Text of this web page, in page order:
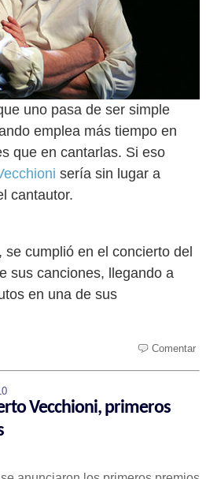
uno pasa de ser simple
emplea más tiempo en
que en cantarlas. Si eso
sería sin lugar a
cantautor.
cumplió en el concierto del
sus canciones, llegando a
en una de sus
Comentar
Vecchioni, primeros